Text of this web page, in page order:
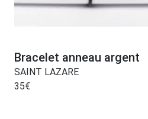
Bracelet anneau argent
SAINT LAZARE
35€